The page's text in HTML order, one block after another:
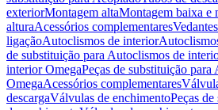
exteriorMontagem altaMontagem baixa e
alturaAcessórios complementaresVedantes
ligaçãoAutoclismos de interior
de substituição para Autoclismos de
interior OmegaPeças de substituição
OmegaAcessórios complementares
descargaVálvulas de enchimentoPeças